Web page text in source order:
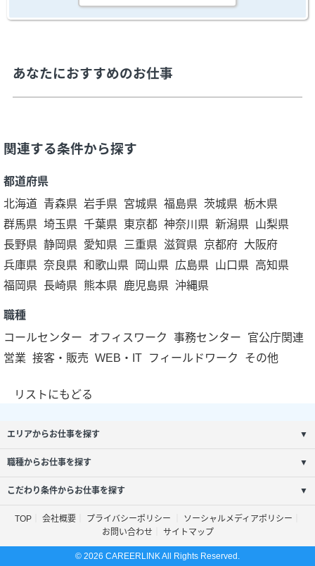
あなたにおすすめのお仕事
関連する条件から探す
都道府県
北海道 青森県 岩手県 宮城県 福島県 茨城県 栃木県
群馬県 埼玉県 千葉県 東京都 神奈川県 新潟県 山梨県
長野県 静岡県 愛知県 三重県 滋賀県 京都府 大阪府
兵庫県 奈良県 和歌山県 岡山県 広島県 山口県 高知県
福岡県 長崎県 熊本県 鹿児島県 沖縄県
職種
コールセンター
オフィスワーク 事務センター
官公庁関連
営業 接客・販売 WEB・IT フィールドワーク その他
リストにもどる
エリアからお仕事を探す ▼
職種からお仕事を探す ▼
こだわり条件からお仕事を探す ▼
TOP 会社概要 プライバシーポリシー
ソーシャルメディアポリシー
お問い合わせ
サイトマップ
© 2026 CAREERLINK All Rights Reserved.